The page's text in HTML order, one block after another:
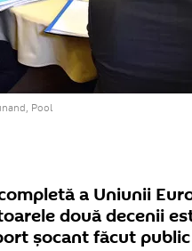
Pool
a Uniunii
două decenii
șocant făcut